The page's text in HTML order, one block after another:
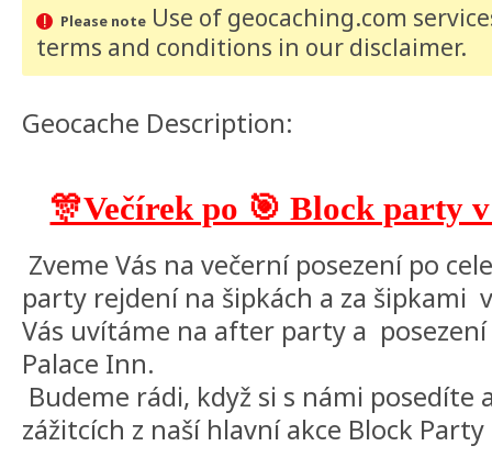
Please noteUse of geocaching.com
terms and conditions in our disclaimer.
Geocache Description:
🎊Večírek po 🎯 Block party
Zveme Vás na večerní posezení po
party rejdení na šipkách a za šipkami
Vás uvítáme na after party a
Palace Inn.
Budeme rádi, když si s námi posedíte
zážitcích z naší hlavní akce Block Party